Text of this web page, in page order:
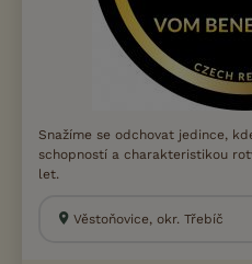
Snažíme se odchovat jedince,
schopností a charakteristikou
let.
Věstoňovice, okr. Třebíč